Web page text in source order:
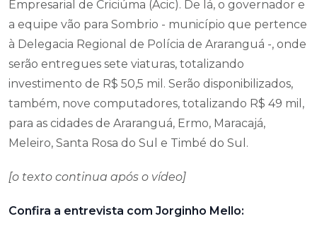
Empresarial de Criciúma (Acic). De lá, o governador e
a equipe vão para Sombrio - município que pertence
à Delegacia Regional de Polícia de Araranguá -, onde
serão entregues sete viaturas, totalizando
investimento de R$ 50,5 mil. Serão disponibilizados,
também, nove computadores, totalizando R$ 49 mil,
para as cidades de Araranguá, Ermo, Maracajá,
Meleiro, Santa Rosa do Sul e Timbé do Sul.
[o texto continua após o vídeo]
Confira a entrevista com Jorginho Mello: